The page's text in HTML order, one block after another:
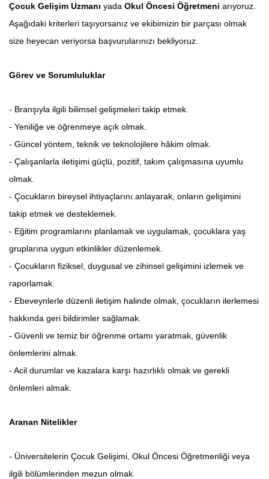
Çocuk Gelişim Uzmanı yada Okul Öncesi Öğretmeni arıyoruz.
Aşağıdaki kriterleri taşıyorsanız ve ekibimizin bir parçası olmak
size heyecan veriyorsa başvurularınızı bekliyoruz.
Görev ve Sorumluluklar
- Branşıyla ilgili bilimsel gelişmeleri takip etmek.
- Yeniliğe ve öğrenmeye açık olmak.
- Güncel yöntem, teknik ve teknolojilere hâkim olmak.
- Çalışanlarla iletişimi güçlü, pozitif, takım çalışmasına uyumlu
olmak.
- Çocukların bireysel ihtiyaçlarını anlayarak, onların gelişimini
takip etmek ve desteklemek.
- Eğitim programlarını planlamak ve uygulamak, çocuklara yaş
gruplarına uygun etkinlikler düzenlemek.
- Çocukların fiziksel, duygusal ve zihinsel gelişimini izlemek ve
raporlamak.
- Ebeveynlerle düzenli iletişim halinde olmak, çocukların ilerlemesi
hakkında geri bildirimler sağlamak.
- Güvenli ve temiz bir öğrenme ortamı yaratmak, güvenlik
önlemlerini almak.
- Acil durumlar ve kazalara karşı hazırlıklı olmak ve gerekli
önlemleri almak.
Aranan Nitelikler
- Üniversitelerin Çocuk Gelişimi, Okul Öncesi Öğretmenliği veya
ilgili bölümlerinden mezun olmak.